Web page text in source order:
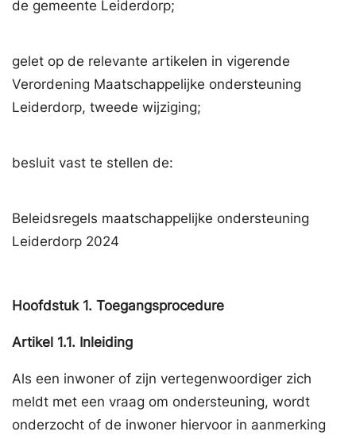
de gemeente Leiderdorp;
gelet op de relevante artikelen in vigerende
Verordening Maatschappelijke ondersteuning
Leiderdorp, tweede wijziging;
besluit vast te stellen de:
Beleidsregels maatschappelijke ondersteuning
Leiderdorp 2024
Hoofdstuk 1. Toegangsprocedure
Artikel 1.1. Inleiding
Als een inwoner of zijn vertegenwoordiger zich
meldt met een vraag om ondersteuning, wordt
onderzocht of de inwoner hiervoor in aanmerking